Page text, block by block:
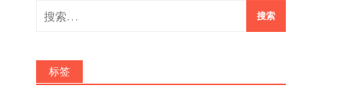
搜
索：
标签